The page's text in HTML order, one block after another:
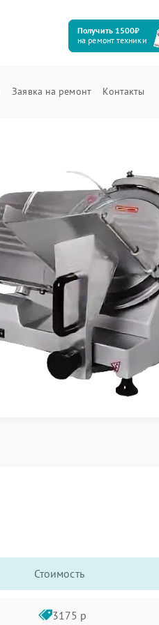
Получить 1500₽
на ремонт техники
Заявка на ремонт Контакты
Стоимость
3175 р